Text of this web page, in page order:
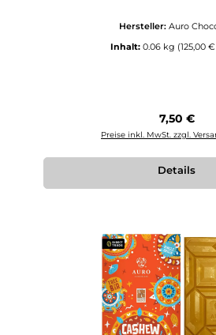
Hersteller: Auro
Inhalt: 0.06 kg (125,00
Regulärer
7,50 €
Preise inkl. MwSt. zzgl.
Details